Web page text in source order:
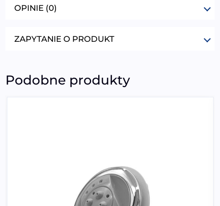
OPINIE (0)
ZAPYTANIE O PRODUKT
Podobne produkty